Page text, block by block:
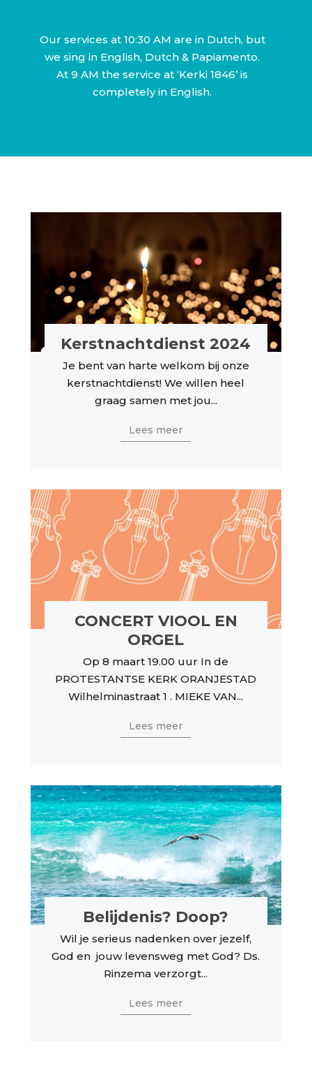
Our services at 10:30 AM are in Dutch, but
we sing in English, Dutch & Papiamento.
At 9 AM the service at ‘Kerki 1846’ is
completely in English.
Kerstnachtdienst 2024
Je bent van harte welkom bij onze
kerstnachtdienst! We willen heel
graag samen met jou...
Lees meer
CONCERT VIOOL EN
ORGEL
Op 8 maart 19.00 uur In de
PROTESTANTSE KERK ORANJESTAD
Wilhelminastraat 1 . MIEKE VAN...
Lees meer
Belijdenis? Doop?
Wil je serieus nadenken over jezelf,
God en jouw levensweg met God? Ds.
Rinzema verzorgt...
Lees meer